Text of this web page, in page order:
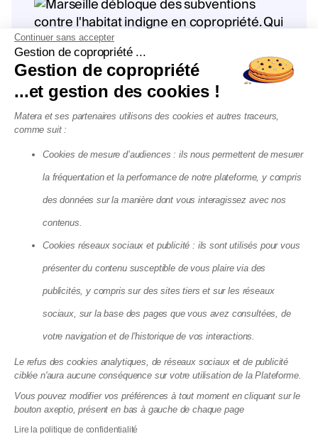
Marseille vote de nouvelles
subventions contre les copropriétés
dégradées : ce qui change pour vous
13.07.2026
Éco-rénovons Paris+ : l'aide qui
Continuer sans accepter
Gestion de copropriété ...
Gestion de copropriété
...et gestion des cookies !
Matera et ses partenaires utilisons des cookies et autres traceurs,
comme suit :
Cookies de mesure d’audiences : ils nous permettent de mesurer
la fréquentation et la performance de notre plateforme, y compris
des données sur la manière dont vous interagissez avec nos
contenus.
Cookies réseaux sociaux et publicité : ils sont utilisés pour vous
présenter du contenu susceptible de vous plaire via des
publicités, y compris sur des sites tiers et sur les réseaux
sociaux, sur la base des pages que vous avez consultées, de
votre navigation et de l'historique de vos interactions.
Le refus des cookies analytiques, de réseaux sociaux et de publicité
ciblée n'aura aucune conséquence sur votre utilisation de la Plateforme.
Vous pouvez modifier vos préférences à tout moment en cliquant sur le
bouton axeptio, présent en bas à gauche de chaque page
Lire la politique de confidentialité